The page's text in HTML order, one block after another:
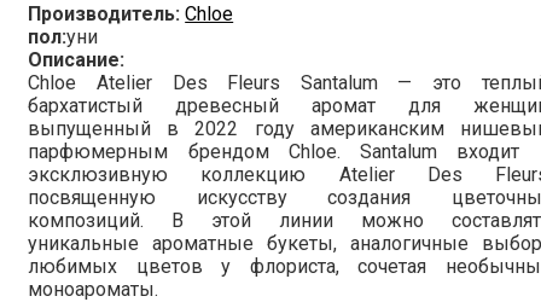
Производитель: Chloe
пол:уни
Описание:
Chloe Atelier Des Fleurs Santalum — это
бархатистый древесный аромат для
выпущенный в 2022 году американским
парфюмерным брендом Chloe. Santalum входит
эксклюзивную коллекцию Atelier Des
посвященную искусству создания
композиций. В этой линии можно
уникальные ароматные букеты, аналогичные
любимых цветов у флориста, сочетая
моноароматы.